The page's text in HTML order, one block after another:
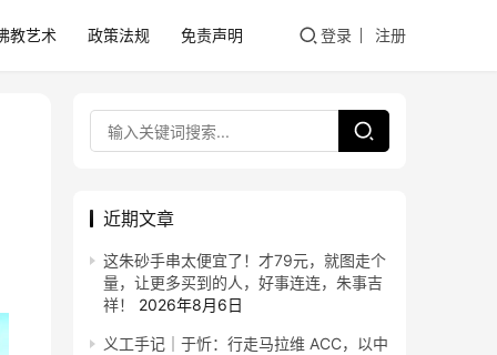
教艺术 政策法规 免责声明 登录 注册
近期文章
这朱砂手串太便宜了！才79元，就图走个
量，让更多买到的人，好事连连，朱事吉
祥！
2026年8月6日
义工手记｜于忻：行走马拉维 ACC，以中